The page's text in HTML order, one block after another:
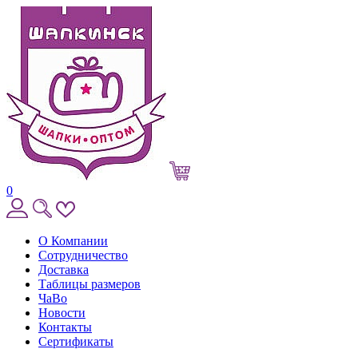
0
О Компании
Сотрудничество
Доставка
Таблицы размеров
ЧаВо
Новости
Контакты
Сертификаты